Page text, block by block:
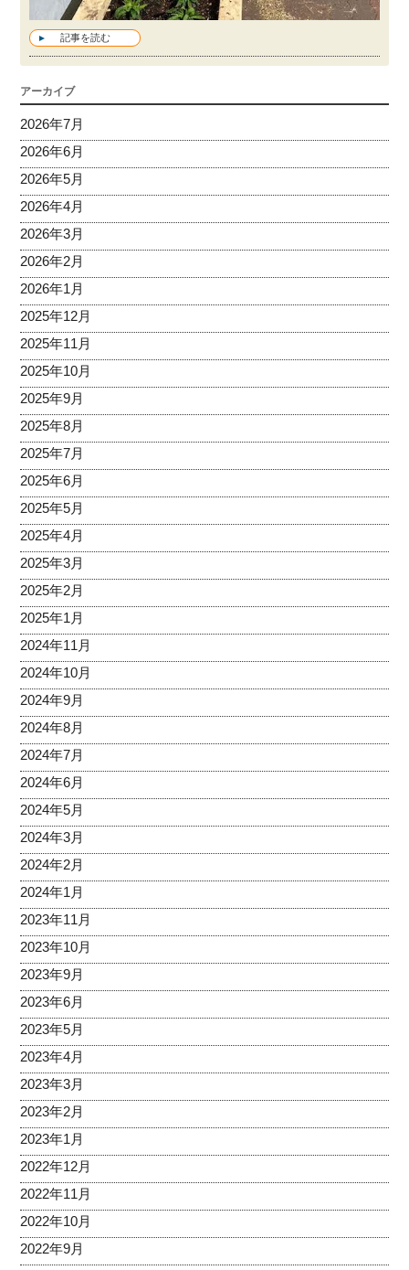
記事を読む
アーカイブ
2026年7月
2026年6月
2026年5月
2026年4月
2026年3月
2026年2月
2026年1月
2025年12月
2025年11月
2025年10月
2025年9月
2025年8月
2025年7月
2025年6月
2025年5月
2025年4月
2025年3月
2025年2月
2025年1月
2024年11月
2024年10月
2024年9月
2024年8月
2024年7月
2024年6月
2024年5月
2024年3月
2024年2月
2024年1月
2023年11月
2023年10月
2023年9月
2023年6月
2023年5月
2023年4月
2023年3月
2023年2月
2023年1月
2022年12月
2022年11月
2022年10月
2022年9月